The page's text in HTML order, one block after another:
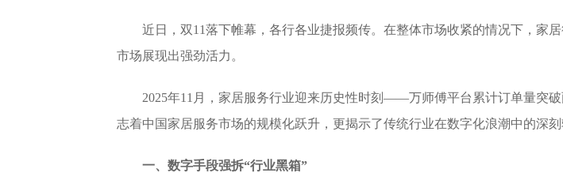
近日，双11落下帷幕，各行各业捷报频传。在整体市场收紧的情况下，家
市场展现出强劲活力。
2025年11月，家居服务行业迎来历史性时刻——万师傅平台累计订单量突
志着中国家居服务市场的规模化跃升，更揭示了传统行业在数字化浪潮中的深刻
一、数字手段强拆“行业黑箱”